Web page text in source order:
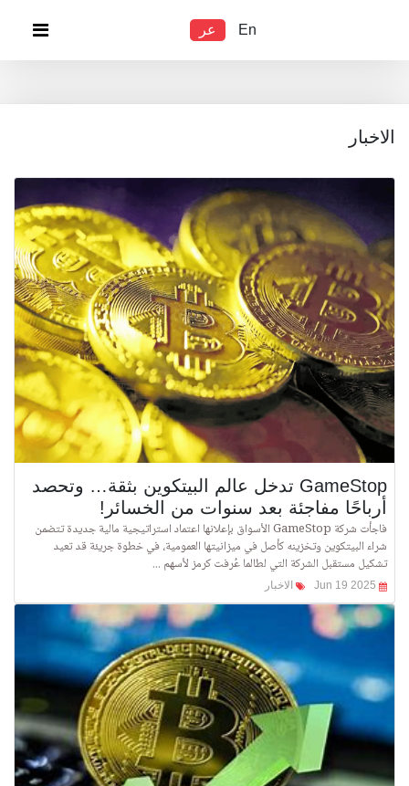
En عر
الاخبار
GameStop تدخل عالم البيتكوين بثقة… وتحصد
أرباحًا مفاجئة بعد سنوات من الخسائر!
فاجأت شركة GameStop الأسواق بإعلانها اعتماد استراتيجية مالية جديدة تتضمن
شراء البيتكوين وتخزينه كأصل في ميزانيتها العمومية، في خطوة جريئة قد تعيد
تشكيل مستقبل الشركة التي لطالما عُرفت كرمز لأسهم ...
الاخبار